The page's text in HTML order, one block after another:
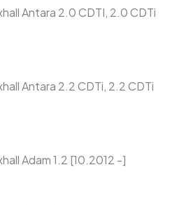
Antara 2.0 CDTI, 2.0 CDTi
Antara 2.2 CDTi, 2.2 CDTi
Adam 1.2 [10.2012 -]